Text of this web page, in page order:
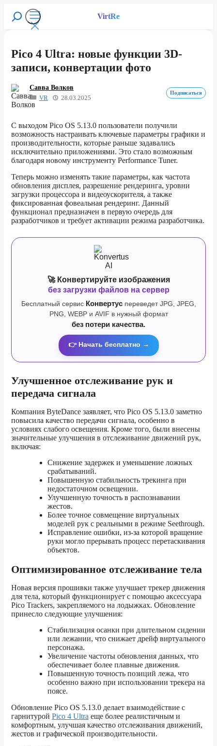
Перейти
содержимому
VirtRe
Меню
Поиск
Pico 4 Ultra: новые функции 3D-
записи, конвертации фото
Савва Волков
VR
28.03.2025
Подписаться
С выходом Pico OS 5.13.0 пользователи получили
возможность настраивать ключевые параметры графики и
производительности, которые раньше задавались
исключительно приложениями. Это стало возможным
благодаря новому инструменту Performance Tuner.
Теперь можно изменять такие параметры, как частота
обновления дисплея, разрешение рендеринга, уровни
загрузки процессора и видеоускорителя, а также
фиксированная фовеальная рендеринг. Данный
функционал предназначен в первую очередь для
разработчиков и требует активации режима разработчика.
🚀 Конвертируйте изображения
без загрузки файлов на сервер
Бесплатный сервис Конвертуспереведет JPG, JPEG,
PNG, WEBP и AVIF в нужный формат
без потери качества.
👉 Начать бесплатно →
Улучшенное отслеживание рук и
передача сигнала
Компания ByteDance заявляет, что Pico OS 5.13.0 заметно
повысила качество передачи сигнала, особенно в
условиях слабого освещения. Кроме того, были внесены
значительные улучшения в отслеживание движений рук,
включая:
Снижение задержек и уменьшение ложных
срабатываний.
Повышенную стабильность трекинга при
недостаточном освещении.
Улучшенную точность в распознавании
жестов.
Более точное совмещение виртуальных
моделей рук с реальными в режиме Seethrough.
Исправление ошибки, из-за которой вращение
руки могло прерывать процесс перетаскивания
объектов.
Оптимизированное отслеживание тела
Новая версия прошивки также улучшает трекер движения
для тела, который функционирует с помощью аксессуара
Pico Trackers, закрепляемого на лодыжках. Обновление
принесло следующие улучшения:
Стабилизация осанки при длительном сидении
или лежании, что снижает дрейф виртуального
персонажа.
Увеличение частоты обновления данных, что
обеспечивает более плавные движения.
Повышенную точность позиций лежа, что
особенно важно при использовании трекера на
поясе.
Обновление Pico OS 5.13.0 делает взаимодействие с
гарнитурой Pico 4 Ultra еще более реалистичным и
комфортным, улучшая качество отслеживания движений,
жестов и графической производительности.